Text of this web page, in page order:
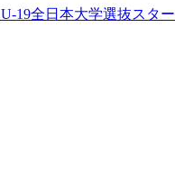
U-19全日本大学選抜スタ